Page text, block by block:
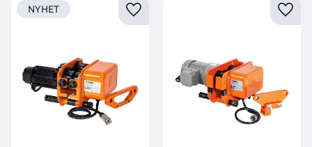
NYHET Lägg till i favoriter